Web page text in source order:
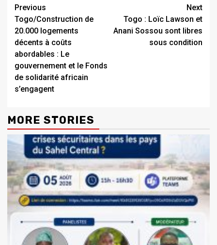
Continue
Reading
Previous
Togo/Construction de
20.000 logements
décents à coûts
abordables : Le
gouvernement et le Fonds
de solidarité africain
s’engagent
Next
Togo : Loïc Lawson et
Anani Sossou sont libres
sous condition
MORE STORIES